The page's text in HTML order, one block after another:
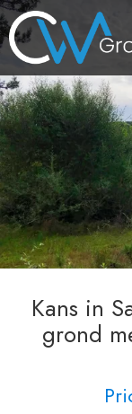
Kans in
grond